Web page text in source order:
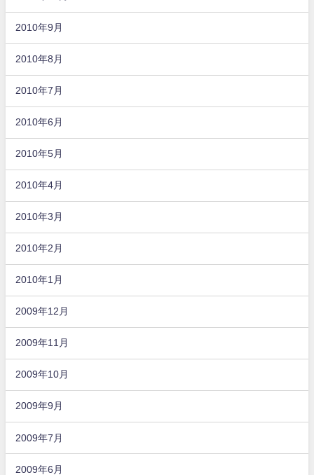
2010年9月
2010年8月
2010年7月
2010年6月
2010年5月
2010年4月
2010年3月
2010年2月
2010年1月
2009年12月
2009年11月
2009年10月
2009年9月
2009年7月
2009年6月